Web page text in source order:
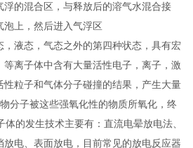
的混合区，与释放后的溶气水混合接
泡上，然后进入气浮区
液态，气态之外的第四种状态，具有宏
离子体中含有大量活性电子，离子，激
性粒子和气体分子碰撞的结果，产生大量
分子被这些强氧化性的物质所氧化，终
的发生技术主要有：直流电晕放电法、
放电、表面放电，目前常见的放电反应器